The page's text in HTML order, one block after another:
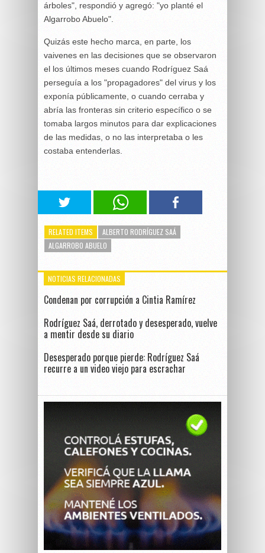
árboles", respondió y agregó: "yo planté el
Algarrobo Abuelo".
Quizás este hecho marca, en parte, los
vaivenes en las decisiones que se observaron
el los últimos meses cuando Rodríguez Saá
perseguía a los "propagadores" del virus y los
exponía públicamente, o cuando cerraba y
abría las fronteras sin criterio específico o se
tomaba largos minutos para dar explicaciones
de las medidas, o no las interpretaba o les
costaba entenderlas.
RELATED ITEMS
ALBERTO RODRÍGUEZ SAÁ
ALGARROBO ABUELO
NOTICIAS RELACIONADAS
Condenan por corrupción a Cintia Ramírez
Rodríguez Saá, derrotado y desesperado, vuelve
a mentir desde su diario
Desesperado porque pierde: Rodríguez Saá
recurre a un video viejo para escrachar